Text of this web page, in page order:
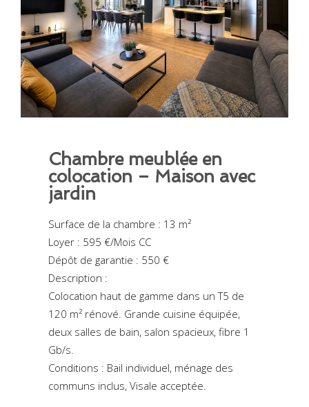
Chambre meublée en
colocation – Maison avec
jardin
Surface de la chambre : 13 m²
Loyer : 595 €/Mois CC
Dépôt de garantie : 550 €
Description :
Colocation haut de gamme dans un T5 de
120 m² rénové. Grande cuisine équipée,
deux salles de bain, salon spacieux, fibre 1
Gb/s.
Conditions : Bail individuel, ménage des
communs inclus, Visale acceptée.